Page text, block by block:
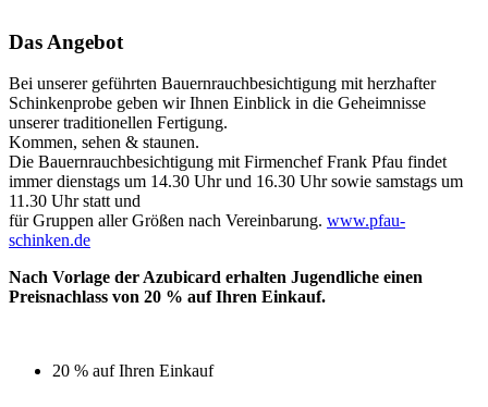
Das Angebot
Bei unserer geführten Bauernrauchbesichtigung mit herzhafter
Schinkenprobe geben wir Ihnen Einblick in die Geheimnisse
unserer traditionellen Fertigung.
Kommen, sehen & staunen.
Die Bauernrauchbesichtigung mit Firmenchef Frank Pfau findet
immer dienstags um 14.30 Uhr und 16.30 Uhr sowie samstags um
11.30 Uhr statt und
für Gruppen aller Größen nach Vereinbarung. www.pfau-
schinken.de
Nach Vorlage der Azubicard erhalten Jugendliche einen
Preisnachlass von 20 % auf Ihren Einkauf.
20 % auf Ihren Einkauf